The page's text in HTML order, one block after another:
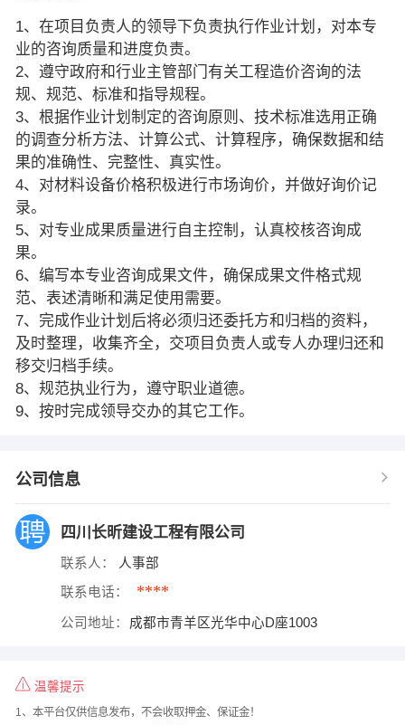
1、在项目负责人的领导下负责执行作业计划，对本专
业的咨询质量和进度负责。
2、遵守政府和行业主管部门有关工程造价咨询的法
规、规范、标准和指导规程。
3、根据作业计划制定的咨询原则、技术标准选用正确
的调查分析方法、计算公式、计算程序，确保数据和结
果的准确性、完整性、真实性。
4、对材料设备价格积极进行市场询价，并做好询价记
录。
5、对专业成果质量进行自主控制，认真校核咨询成
果。
6、编写本专业咨询成果文件，确保成果文件格式规
范、表述清晰和满足使用需要。
7、完成作业计划后将必须归还委托方和归档的资料，
及时整理，收集齐全，交项目负责人或专人办理归还和
移交归档手续。
8、规范执业行为，遵守职业道德。
9、按时完成领导交办的其它工作。
公司信息
四川长昕建设工程有限公司
联系人： 人事部
联系电话： ****
公司地址： 成都市青羊区光华中心D座1003
温馨提示
1、本平台仅供信息发布，不会收取押金、保证金！